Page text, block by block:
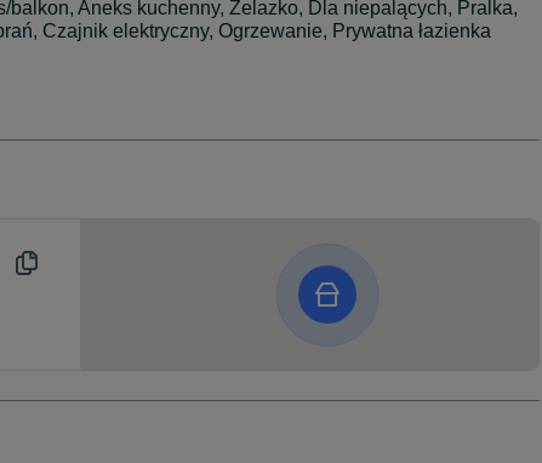
balkon, Aneks kuchenny, Żelazko, Dla niepalących, Pralka,
Czajnik elektryczny, Ogrzewanie, Prywatna łazienka